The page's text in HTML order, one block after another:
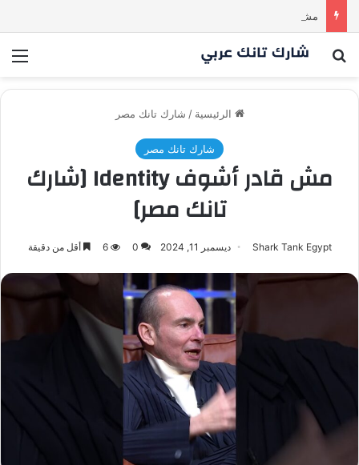
بحث عن
الرئيسية / شارك تانك مصر
شارك تانك مصر
مش قادر أشوف Identity [شارك
تانك مصر]
Shark Tank Egypt ديسمبر 11, 2024 0
6 أقل من دقيقة